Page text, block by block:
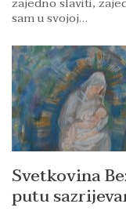
sam u svojoj…
Svetkovina
putu